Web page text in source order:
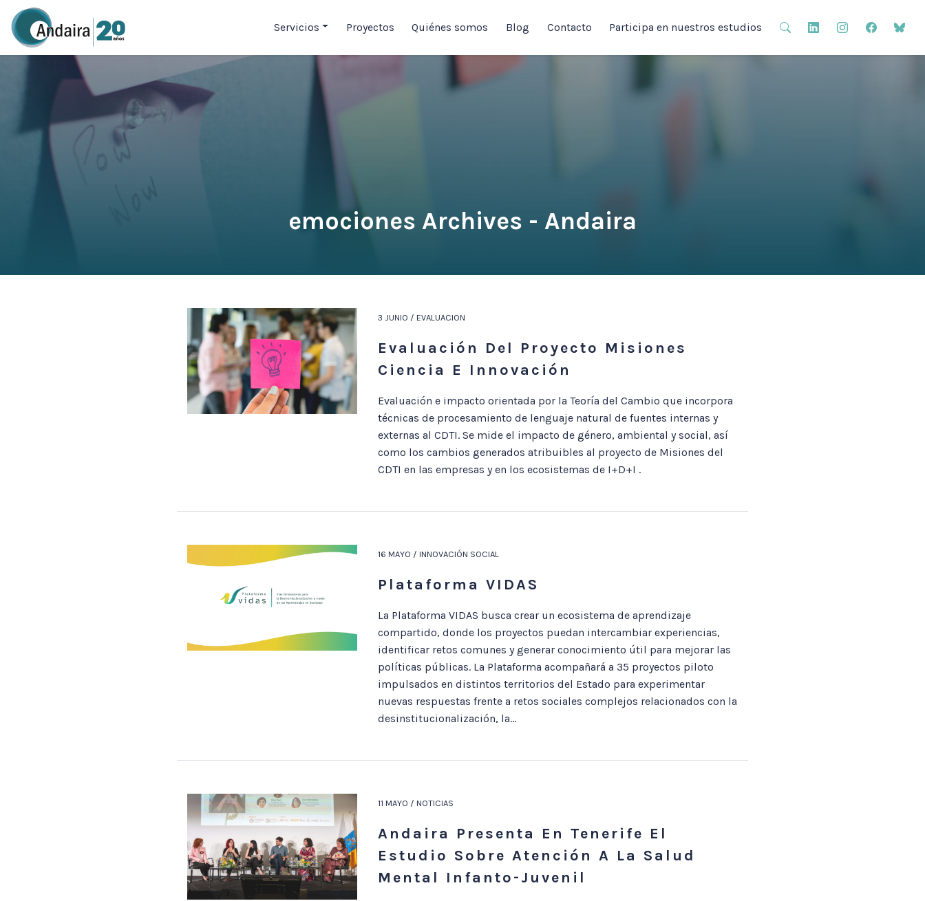
Servicios Proyectos Quiénes somos Blog Contacto Participa en nuestros estudios
emociones Archives - Andaira
3 JUNIO / EVALUACION
Evaluación Del Proyecto Misiones
Ciencia E Innovación
Evaluación e impacto orientada por la Teoría del Cambio que incorpora
técnicas de procesamiento de lenguaje natural de fuentes internas y
externas al CDTI. Se mide el impacto de género, ambiental y social, así
como los cambios generados atribuibles al proyecto de Misiones del
CDTI en las empresas y en los ecosistemas de I+D+I .
16 MAYO / INNOVACIÓN SOCIAL
Plataforma VIDAS
La Plataforma VIDAS busca crear un ecosistema de aprendizaje
compartido, donde los proyectos puedan intercambiar experiencias,
identificar retos comunes y generar conocimiento útil para mejorar las
políticas públicas. La Plataforma acompañará a 35 proyectos piloto
impulsados en distintos territorios del Estado para experimentar
nuevas respuestas frente a retos sociales complejos relacionados con la
desinstitucionalización, la...
11 MAYO / NOTICIAS
Andaira Presenta En Tenerife El
Estudio Sobre Atención A La Salud
Mental Infanto-Juvenil